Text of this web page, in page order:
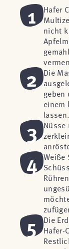
1
Hafer
nicht
2
Die
geben
einem
lassen.
3
Nüsse
4 Weiße
5
Die
Hafer-